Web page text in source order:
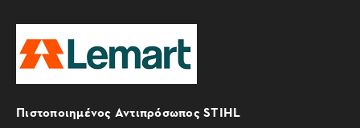
Πιστοποιημένος Αντιπρόσωπος STIHL